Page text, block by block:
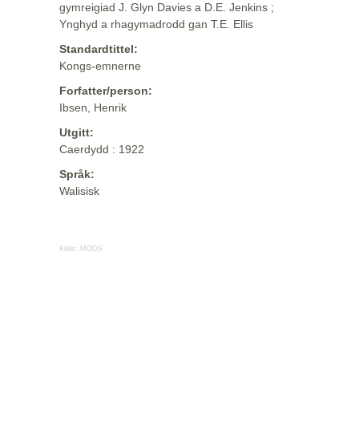
gymreigiad J. Glyn Davies a D.E. Jenkins ;
Ynghyd a rhagymadrodd gan T.E. Ellis
Standardtittel:
Kongs-emnerne
Forfatter/person:
Ibsen, Henrik
Utgitt:
Caerdydd : 1922
Språk:
Walisisk
Kilde: MODS